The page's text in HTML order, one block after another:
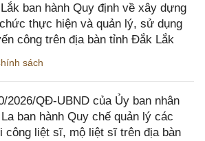
ban hành Quy định về xây dựng
thực hiện và quản lý, sử dụng
công trên địa bàn tỉnh Đắk Lắk
sách
2026/QĐ-UBND của Ủy ban nhân
ban hành Quy chế quản lý các
công liệt sĩ, mộ liệt sĩ trên địa bàn